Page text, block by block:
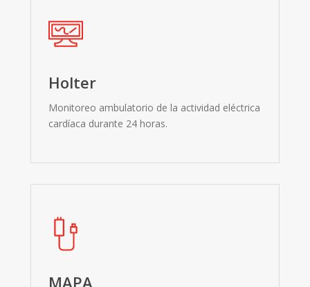
Holter
Monitoreo ambulatorio de la actividad eléctrica
cardíaca durante 24 horas.
MAPA